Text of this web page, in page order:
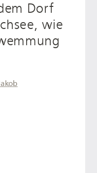
Dorf
wie